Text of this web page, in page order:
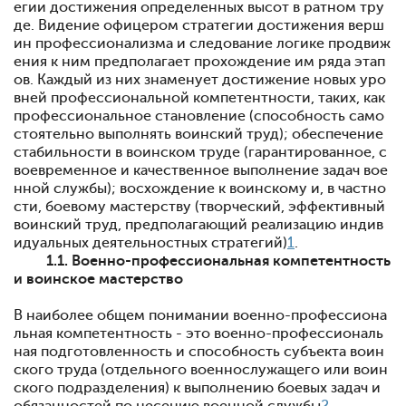
егии достижения определенных высот в ратном тру
де. Видение офицером стратегии достижения верш
ин профессионализ­ма и следование логике продвиж
ения к ним предполагает прохождение им ряда этап
ов. Каждый из них знаменует достижение новых уро
вней профессиональной компетент­ности, таких, как
профессиональное становление (способность само
стоятельно выполнять воинский труд); обеспече­ние
стабильности в воинском труде (гарантированное, с
во­евременное и качественное выполнение задач вое
нной служ­бы); восхождение к воинскому и, в частно
сти, боевому мас­терству (творческий, эффективный
воинский труд, предпо­лагающий реализацию индив
идуальных деятельностных стратегий)1.
1.1. Военно-профессиональная компетентность
и воинское мастерство
В наиболее общем понимании военно-профессиона
льная компе­тентность - это военно-профессиональ
ная подготовленность и способность субъекта воин
ского труда (отдельного воен­нослужащего или воин
ского подразделения) к выполнению боевых задач и